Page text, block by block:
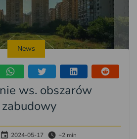
News
ws. obszarów
zabudowy
2024-05-17 ~2 min